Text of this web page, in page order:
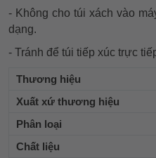
- Không cho túi xách vào
dạng.
- Tránh để túi tiếp xúc trực
Thương hiệu
Xuất xứ thương hiệu
Phân loại
Chất liệu